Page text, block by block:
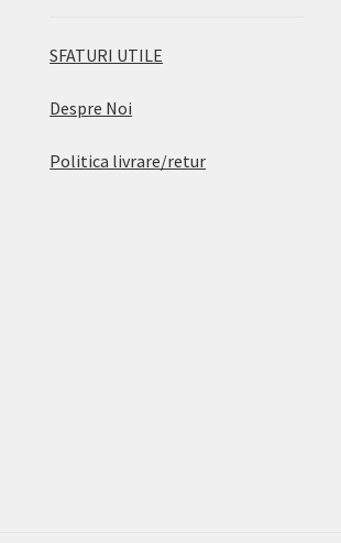
SFATURI UTILE
Despre Noi
Politica livrare/retur